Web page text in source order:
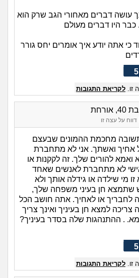
עושה דברים מאחורי הגב שרק הוא
היו דברים מעולם
כי אתה יודע איך אומרים יחס גורר
5
זו. לקריאת התגובות
דווח על עצה זו
מחכמת ההמונים שבעצם
אחיך ואשתך. אני לא מתחברת
להורים שלך. זה לקקנות או
לא מתחברת לאנשים שאחד
מי שילדה או גידלה אותך ולא
חן בעיני משפחה שלך,
לחבריך או לאחיך. אתה חושב הכל
צריכה למצא חן בעיניך ואינך צריך
. ההתנהגות שלה בסדר בעיניך?
5
זו. לקריאת התגובות